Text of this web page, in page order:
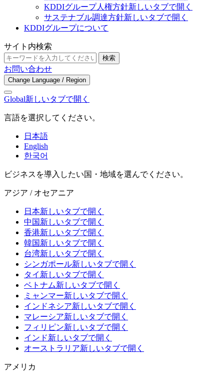
KDDIグループ人権方針新しいタブで開く
サステナブル調達方針新しいタブで開く
KDDIグループについて
サイト内検索
検索
お問い合わせ
Change Language / Region
Global新しいタブで開く
言語を選択してください。
日本語
English
한국어
ビジネスを導入したい国・地域を選んでください。
アジア / オセアニア
日本新しいタブで開く
中国新しいタブで開く
香港新しいタブで開く
韓国新しいタブで開く
台湾新しいタブで開く
シンガポール新しいタブで開く
タイ 新しいタブで開く
ベトナム新しいタブで開く
ミャンマー新しいタブで開く
インドネシア新しいタブで開く
マレーシア新しいタブで開く
フィリピン新しいタブで開く
インド新しいタブで開く
オーストラリア新しいタブで開く
アメリカ